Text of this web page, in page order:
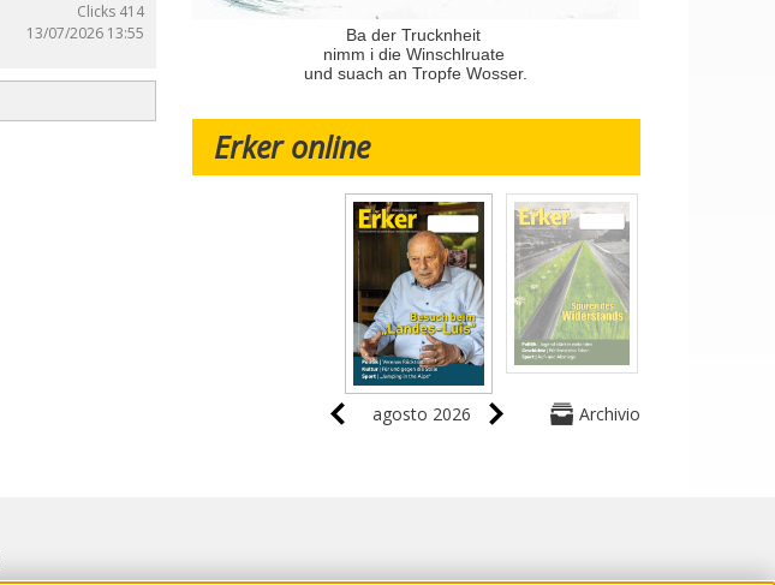
Clicks 414
13/07/2026 13:55
Ba der Trucknheit
nimm i die Winschlruate
und suach an Tropfe Wosser.
Erker online
agosto 2026 Archivio